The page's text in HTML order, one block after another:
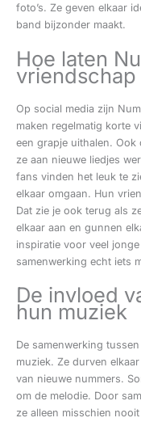
foto’s. Ze geven elkaar
band bijzonder maakt.
Hoe laten
vriendschap
Op social media zijn
maken regelmatig korte
een grapje uithalen.
ze aan nieuwe liedjes
fans vinden het leuk te
elkaar omgaan. Hun
Dat zie je ook terug als
elkaar aan en gunnen
inspiratie voor veel
samenwerking echt iets
De invloed
hun muziek
De samenwerking
muziek. Ze durven
van nieuwe nummers.
om de melodie. Door
ze alleen misschien